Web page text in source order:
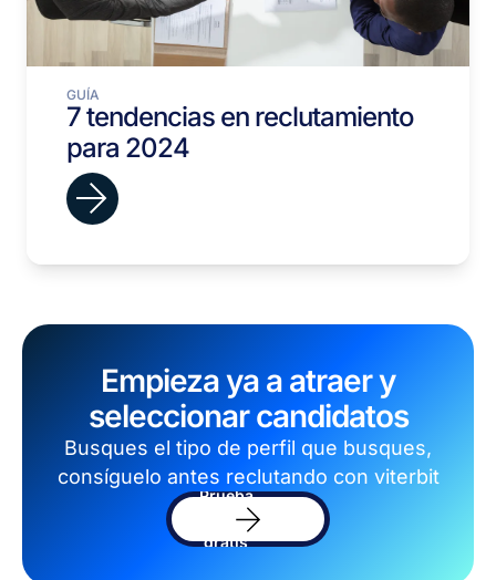
GUÍA
7 tendencias en reclutamiento
para 2024
Empieza ya a atraer y
seleccionar candidatos
Busques el tipo de perfil que busques,
consíguelo antes reclutando con viterbit
Prueba
software
gratis